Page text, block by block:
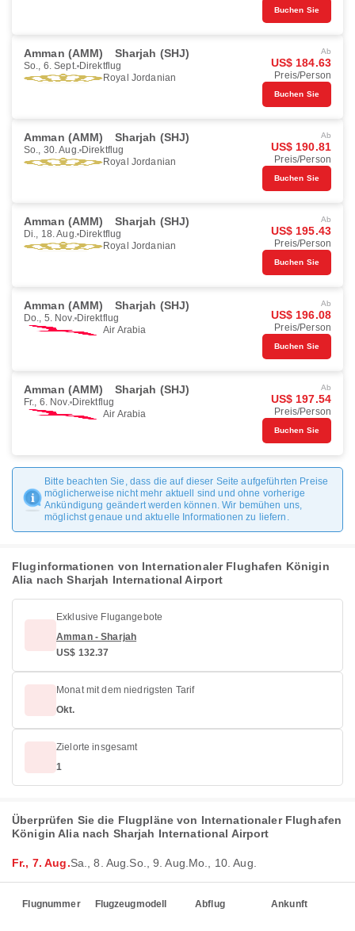
Buchen Sie
Amman (AMM) Sharjah (SHJ)
So., 6. Sept. Direktflug
Royal Jordanian
Ab
US$ 184.63
Preis/Person
Buchen Sie
Amman (AMM) Sharjah (SHJ)
So., 30. Aug. Direktflug
Royal Jordanian
Ab
US$ 190.81
Preis/Person
Buchen Sie
Amman (AMM) Sharjah (SHJ)
Di., 18. Aug. Direktflug
Royal Jordanian
Ab
US$ 195.43
Preis/Person
Buchen Sie
Amman (AMM) Sharjah (SHJ)
Do., 5. Nov. Direktflug
Air Arabia
Ab
US$ 196.08
Preis/Person
Buchen Sie
Amman (AMM) Sharjah (SHJ)
Fr., 6. Nov. Direktflug
Air Arabia
Ab
US$ 197.54
Preis/Person
Buchen Sie
Bitte beachten Sie, dass die auf dieser Seite aufgeführten Preise
möglicherweise nicht mehr aktuell sind und ohne vorherige
Ankündigung geändert werden können. Wir bemühen uns,
möglichst genaue und aktuelle Informationen zu liefern.
Fluginformationen von Internationaler Flughafen Königin
Alia nach Sharjah International Airport
Exklusive Flugangebote
Amman - Sharjah
US$ 132.37
Monat mit dem niedrigsten Tarif
Okt.
Zielorte insgesamt
1
Überprüfen Sie die Flugpläne von Internationaler Flughafen
Königin Alia nach Sharjah International Airport
Fr., 7. Aug.Sa., 8. Aug. So., 9. Aug. Mo., 10. Aug.
Flugnummer Flugzeugmodell Abflug Ankunft